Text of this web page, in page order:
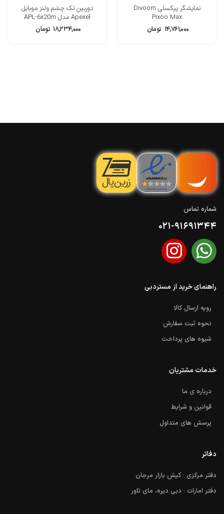
نمایشگر پیکسلی Divoom
Pixoo Max
۱۴,۷۶۱,۰۰۰ تومان
دوربین تک چشم ولنز موبایل
Apexel مدل APL-6x20m
۱۸,۲۳۴,۰۰۰ تومان
شماره تماس
021-91691344
راهنمای خرید از مستردبی
رویه ارسال کالا
نحوه ثبت سفارش
شیوه های پرداخت
خدمات مشتریان
درباره ی ما
قوانین و شرایط
پرسش های متداول
دفاتر
دفتر مرکزی : کیش بازار مرجان
دفتر امارات : دبی دیره، مای تاور